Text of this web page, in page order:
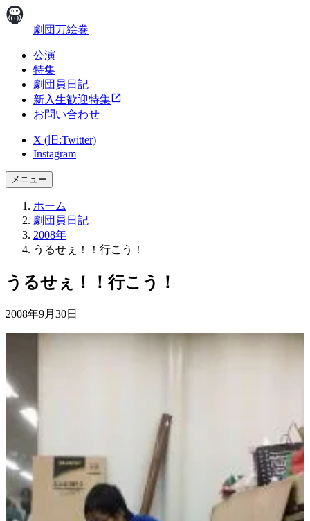
劇団万絵巻
公演
特集
劇団員日記
新入生歓迎特集
お問い合わせ
X (旧:Twitter)
Instagram
メニュー
ホーム
劇団員日記
2008年
うるせぇ！！行こう！
うるせぇ！！行こう！
2008年9月30日